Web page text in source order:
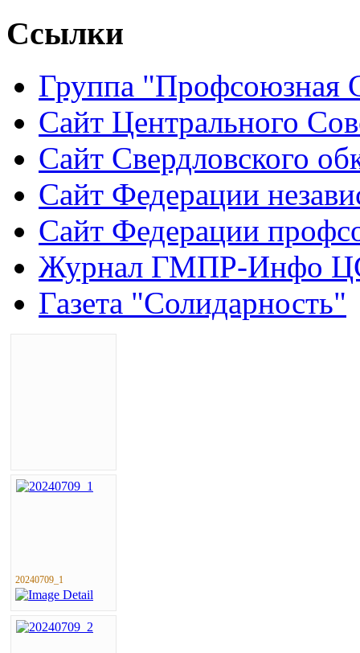
Ссылки
Группа "Профсоюзная
Сайт Центрального
Сайт Свердловского
Сайт Федерации
Сайт Федерации
Журнал ГМПР-Инфо
Газета "Солидарность"
20240709_1